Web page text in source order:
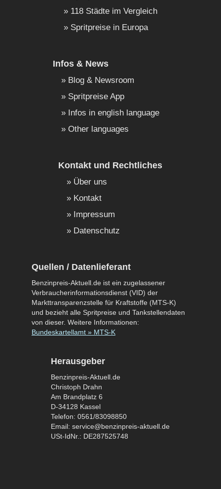
118 Städte im Vergleich
Spritpreise in Europa
Infos & News
Blog & Newsroom
Spritpreise App
Infos in english language
Other languages
Kontakt und Rechtliches
Über uns
Kontakt
Impressum
Datenschutz
Quellen / Datenlieferant
Benzinpreis-Aktuell.de ist ein zugelassener
Verbraucherinformationsdienst (VID) der
Markttransparenzstelle für Kraftstoffe (MTS-K)
und bezieht alle Spritpreise und Tankstellendaten
von dieser. Weitere Informationen:
Bundeskartellamt » MTS-K
Herausgeber
Benzinpreis-Aktuell.de
Christoph Drahn
Am Brandplatz 6
D-34128 Kassel
Telefon: 0561/83098850
Email: service@benzinpreis-aktuell.de
USt-IdNr.: DE287525748